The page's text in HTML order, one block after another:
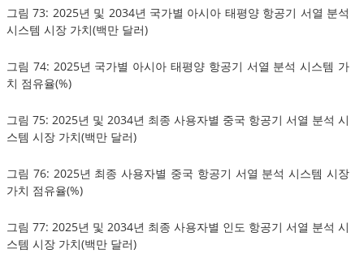
그림 73: 2025년 및 2034년 국가별 아시아 태평양 항공기 서열 분석
시스템 시장 가치(백만 달러)
그림 74: 2025년 국가별 아시아 태평양 항공기 서열 분석 시스템 가
치 점유율(%)
그림 75: 2025년 및 2034년 최종 사용자별 중국 항공기 서열 분석 시
스템 시장 가치(백만 달러)
그림 76: 2025년 최종 사용자별 중국 항공기 서열 분석 시스템 시장
가치 점유율(%)
그림 77: 2025년 및 2034년 최종 사용자별 인도 항공기 서열 분석 시
스템 시장 가치(백만 달러)